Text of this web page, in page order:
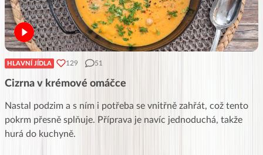
HLAVNÍ JÍDLA 129 51
Cizrna v krémové omáčce
Nastal podzim a s ním i potřeba se vnitřně zahřát, což tento
pokrm přesně splňuje. Příprava je navíc jednoduchá, takže
hurá do kuchyně.